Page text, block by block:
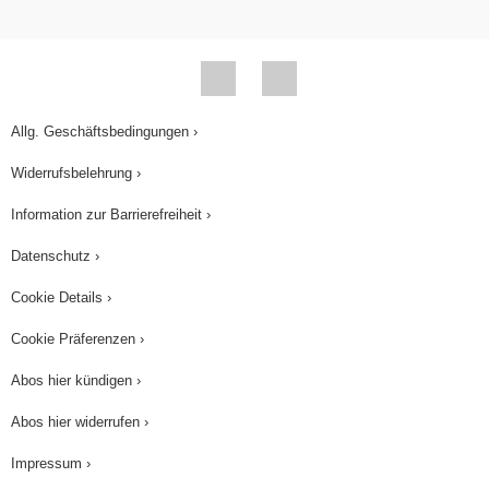
Möglichkeit. Schauen wir uns ein Beispiel an.
Ethen. Dabei wird ein Molekül Wasserstoff
abgespalten. Man sagt auch, das Wasserstoff –
kurz „Eliminierung“ bezeichnet. Für Alkane sind
Eliminierungsreaktionen möglich. Eine zweite
Allg. Geschäftsbedingungen ›
Widerrufsbelehrung ›
Information zur Barrierefreiheit ›
Datenschutz ›
Cookie Details ›
Cookie Präferenzen ›
Abos hier kündigen ›
Abos hier widerrufen ›
Impressum ›